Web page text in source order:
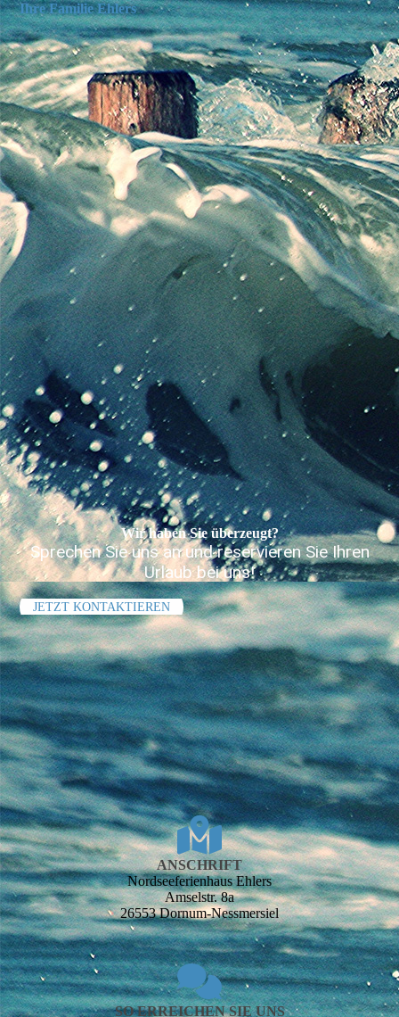
Ihre Familie Ehlers
Wir haben Sie überzeugt?
Sprechen Sie uns an und reservieren Sie Ihren
Urlaub bei uns!
JETZT KONTAKTIEREN
ANSCHRIFT
Nordsee­ferien­haus Ehlers
Amselstr. 8a
26553 Dornum-Nessmersiel
SO ERREICHEN SIE UNS